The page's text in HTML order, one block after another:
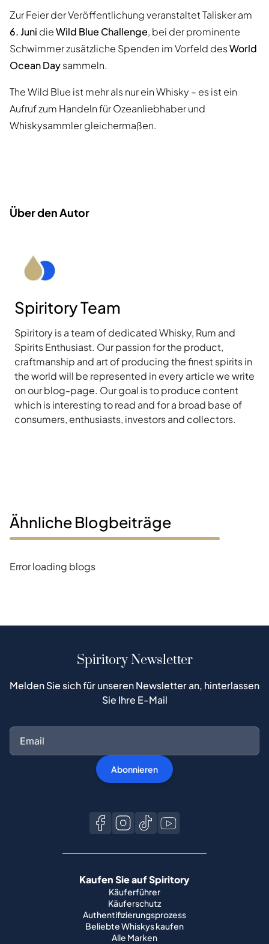
Zur Feier der Veröffentlichung veranstaltet Talisker am
6. Juni dieWild Blue Challenge, bei der prominente
Schwimmer zusätzliche Spenden im Vorfeld desWorld
Ocean Daysammeln.
The Wild Blue ist mehr als nur ein Whisky – es ist ein
Aufruf zum Handeln für Ozeanliebhaber und
Whiskysammler gleichermaßen.
Über den Autor
Spiritory Team
Spiritory is a team of dedicated Whisky, Rum and
Spirits Enthusiast. Our passion for the product,
craftmanship and art of producing the finest spirits in
the world will be represented in every article we write
on our blog-page. Our goal is to produce content
which is interesting to read and for a broad base of
consumers, enthusiasts, investors and collectors.
Ähnliche Blogbeiträge
Error loading blogs
Spiritory Newsletter
Melden Sie sich für unseren Newsletter an, hinterlassen
Sie Ihre E-Mail
Abonnieren
Kaufen Sie auf Spiritory
Käuferführer
Käuferschutz
Authentifizierungsprozess
Beliebte Whiskys kaufen
Alle Marken